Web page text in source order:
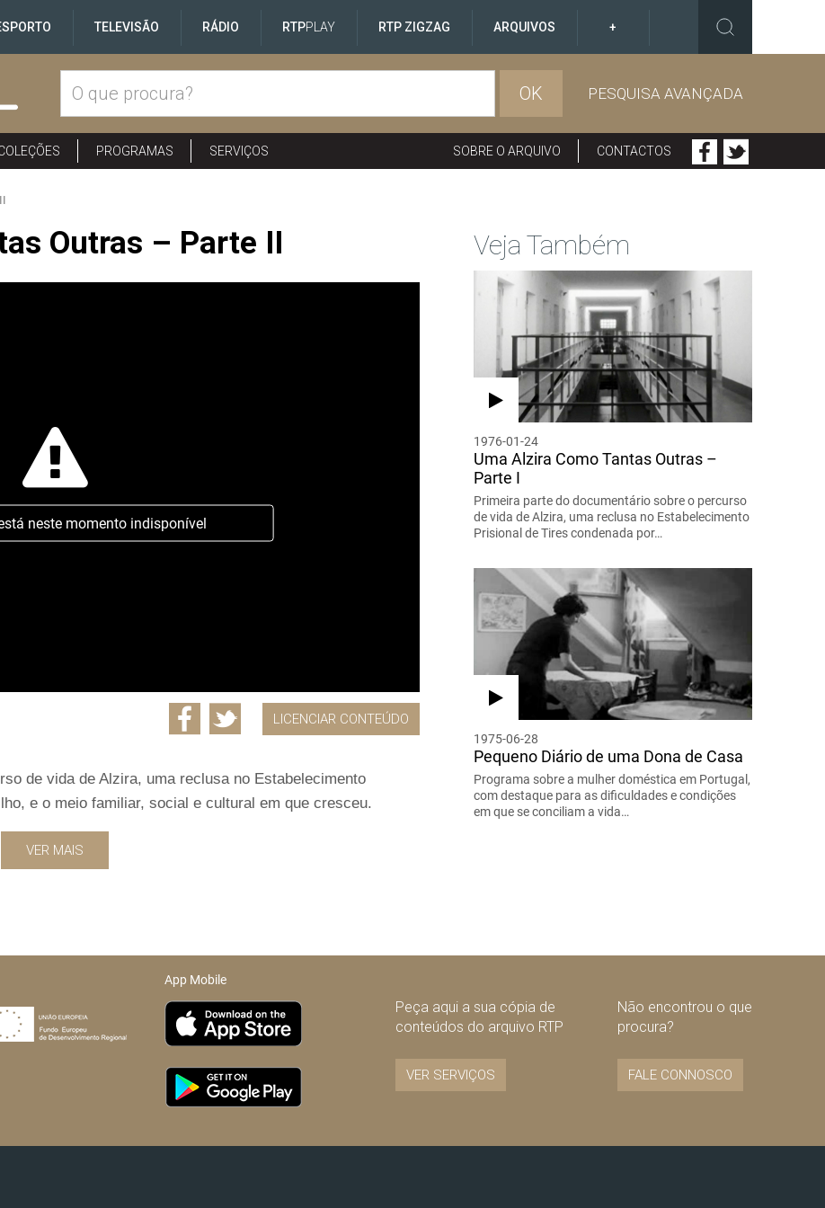
TELEVISÃO RÁDIO RTPPLAY RTP ZIGZAG ARQUIVOS +
OK PESQUISA AVANÇADA
PROGRAMAS SERVIÇOS SOBRE O ARQUIVO CONTACTOS
Outras – Parte II
neste momento indisponível
LICENCIAR CONTEÚDO
de vida de Alzira, uma reclusa no Estabelecimento
e o meio familiar, social e cultural em que cresceu.
VER MAIS
Veja Também
1976-01-24
Uma Alzira Como Tantas Outras –
Parte I
Primeira parte do documentário sobre o percurso
de vida de Alzira, uma reclusa no Estabelecimento
Prisional de Tires condenada por…
1975-06-28
Pequeno Diário de uma Dona de Casa
Programa sobre a mulher doméstica em Portugal,
com destaque para as dificuldades e condições
em que se conciliam a vida…
App Mobile
Peça aqui a sua cópia de
conteúdos do arquivo RTP
VER SERVIÇOS
Não encontrou o que
procura?
FALE CONNOSCO